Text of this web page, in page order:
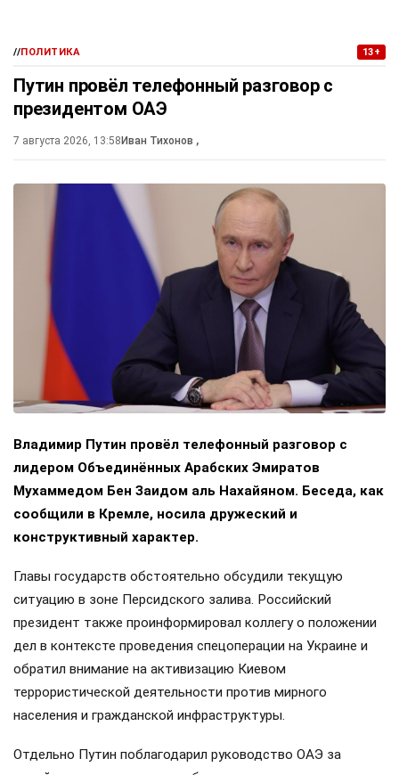
//ПОЛИТИКА 13+
Путин провёл телефонный разговор с
президентом ОАЭ
7 августа 2026, 13:58Иван Тихонов ,
Владимир Путин провёл телефонный разговор с
лидером Объединённых Арабских Эмиратов
Мухаммедом Бен Заидом аль Нахайяном. Беседа, как
сообщили в Кремле, носила дружеский и
конструктивный характер.
Главы государств обстоятельно обсудили текущую
ситуацию в зоне Персидского залива. Российский
президент также проинформировал коллегу о положении
дел в контексте проведения спецоперации на Украине и
обратил внимание на активизацию Киевом
террористической деятельности против мирного
населения и гражданской инфраструктуры.
Отдельно Путин поблагодарил руководство ОАЭ за